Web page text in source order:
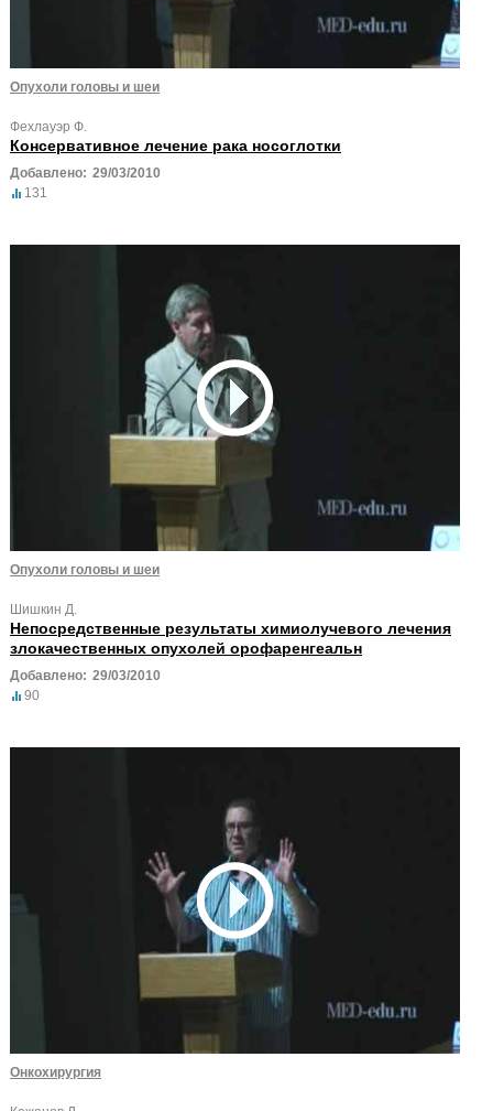
Опухоли головы и шеи
Фехлауэр Ф.
Консервативное лечение рака носоглотки
Добавлено: 29/03/2010
131
Опухоли головы и шеи
Шишкин Д.
Непосредственные результаты химиолучевого лечения
злокачественных опухолей орофаренгеальн
Добавлено: 29/03/2010
90
Онкохирургия